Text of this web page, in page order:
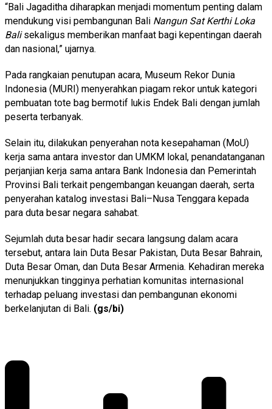
“Bali Jagaditha diharapkan menjadi momentum penting dalam
mendukung visi pembangunan Bali Nangun Sat Kerthi Loka
Balisekaligus memberikan manfaat bagi kepentingan daerah
dan nasional,” ujarnya.
Pada rangkaian penutupan acara, Museum Rekor Dunia
Indonesia (MURI) menyerahkan piagam rekor untuk kategori
pembuatan tote bag bermotif lukis Endek Bali dengan jumlah
peserta terbanyak.
Selain itu, dilakukan penyerahan nota kesepahaman (MoU)
kerja sama antara investor dan UMKM lokal, penandatanganan
perjanjian kerja sama antara Bank Indonesia dan Pemerintah
Provinsi Bali terkait pengembangan keuangan daerah, serta
penyerahan katalog investasi Bali–Nusa Tenggara kepada
para duta besar negara sahabat.
Sejumlah duta besar hadir secara langsung dalam acara
tersebut, antara lain Duta Besar Pakistan, Duta Besar Bahrain,
Duta Besar Oman, dan Duta Besar Armenia. Kehadiran mereka
menunjukkan tingginya perhatian komunitas internasional
terhadap peluang investasi dan pembangunan ekonomi
berkelanjutan di Bali. (gs/bi)